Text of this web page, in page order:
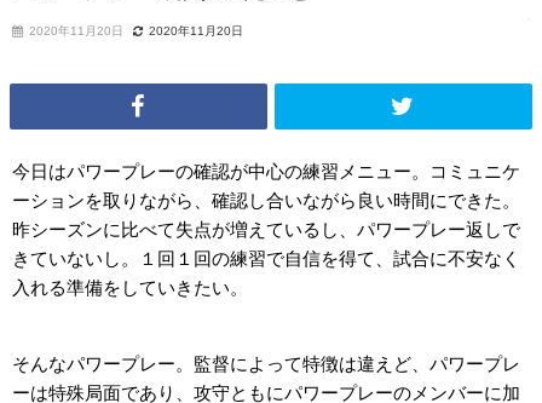
2020年11月20日 2020年11月20日
今日はパワープレーの確認が中心の練習メニュー。コミュニケ
ーションを取りながら、確認し合いながら良い時間にできた。
昨シーズンに比べて失点が増えているし、パワープレー返しで
きていないし。１回１回の練習で自信を得て、試合に不安なく
入れる準備をしていきたい。
そんなパワープレー。監督によって特徴は違えど、パワープレ
ーは特殊局面であり、攻守ともにパワープレーのメンバーに加